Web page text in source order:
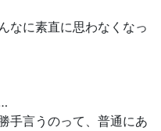
なに素直に思わなくなっ
手言うのって、普通にあ